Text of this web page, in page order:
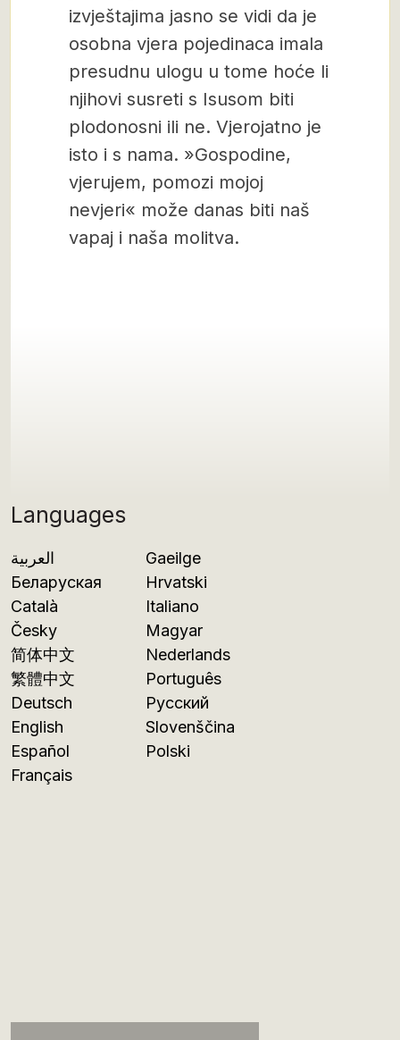
Languages
العربية
Беларуская
Català
Česky
简体中文
繁體中文
Deutsch
English
Español
Français
Gaeilge
Hrvatski
Italiano
Magyar
Nederlands
Português
Русский
Slovenščina
Polski
izvještajima jasno se vidi da je
osobna vjera pojedinaca imala
presudnu ulogu u tome hoće li
njihovi susreti s Isusom biti
plodonosni ili ne. Vjerojatno je
isto i s nama. »Gospodine,
vjerujem, pomozi mojoj
nevjeri« može danas biti naš
vapaj i naša molitva.